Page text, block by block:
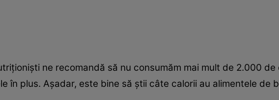
ne recomandă să nu consumăm mai mult de 2.000
în plus. Aşadar, este bine să ştii câte calorii au alimentele de